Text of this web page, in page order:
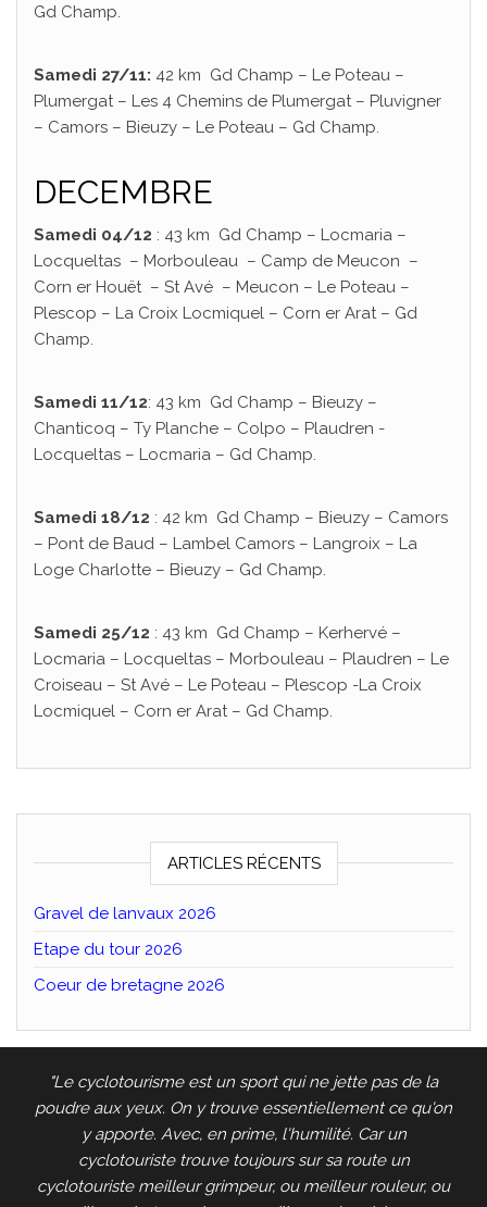
Gd Champ.
Samedi 27/11: 42 km Gd Champ – Le Poteau –
Plumergat – Les 4 Chemins de Plumergat – Pluvigner
– Camors – Bieuzy – Le Poteau – Gd Champ.
DECEMBRE
Samedi 04/12 : 43 km Gd Champ – Locmaria –
Locqueltas – Morbouleau – Camp de Meucon –
Corn er Houët – St Avé – Meucon – Le Poteau –
Plescop – La Croix Locmiquel – Corn er Arat – Gd
Champ.
Samedi 11/12: 43 km Gd Champ – Bieuzy –
Chanticoq – Ty Planche – Colpo – Plaudren -
Locqueltas – Locmaria – Gd Champ.
Samedi 18/12 : 42 km Gd Champ – Bieuzy – Camors
– Pont de Baud – Lambel Camors – Langroix – La
Loge Charlotte – Bieuzy – Gd Champ.
Samedi 25/12 : 43 km Gd Champ – Kerhervé –
Locmaria – Locqueltas – Morbouleau – Plaudren – Le
Croiseau – St Avé – Le Poteau – Plescop -La Croix
Locmiquel – Corn er Arat – Gd Champ.
ARTICLES RÉCENTS
Gravel de lanvaux 2026
Etape du tour 2026
Coeur de bretagne 2026
"Le cyclotourisme est un sport qui ne jette pas de la
poudre aux yeux. On y trouve essentiellement ce qu'on
y apporte. Avec, en prime, l'humilité. Car un
cyclotouriste trouve toujours sur sa route un
cyclotouriste meilleur grimpeur, ou meilleur rouleur, ou